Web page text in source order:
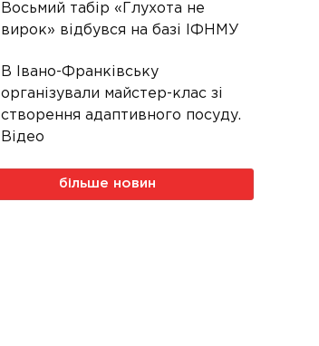
Восьмий табір «Глухота не
вирок» відбувся на базі ІФНМУ
В Івано-Франківську
організували майстер-клас зі
створення адаптивного посуду.
Відео
більше новин